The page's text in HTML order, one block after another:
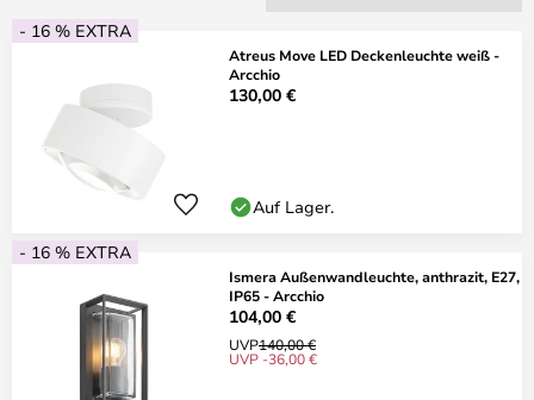
- 16 % EXTRA
Atreus Move LED Deckenleuchte weiß -
Arcchio
130,00 €
Auf Lager.
- 16 % EXTRA
Ismera Außenwandleuchte, anthrazit, E27,
IP65 - Arcchio
104,00 €
UVP140,00 €
UVP -36,00 €